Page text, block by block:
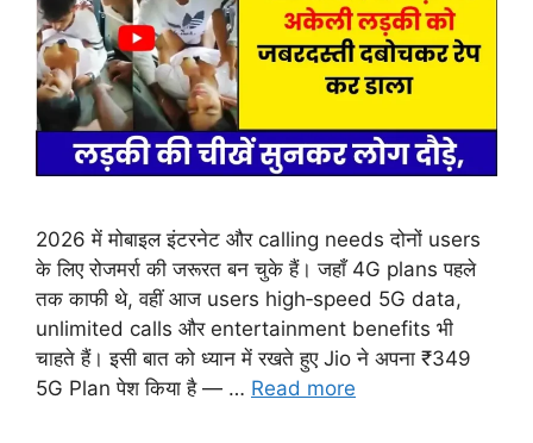
2026 में मोबाइल इंटरनेट और calling needs दोनों users
के लिए रोजमर्रा की जरूरत बन चुके हैं। जहाँ 4G plans पहले
तक काफी थे, वहीं आज users high‑speed 5G data,
unlimited calls और entertainment benefits भी
चाहते हैं। इसी बात को ध्यान में रखते हुए Jio ने अपना ₹349
5G Plan पेश किया है — … Read more